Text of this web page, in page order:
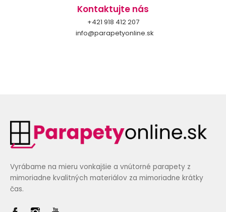
Kontaktujte nás
+421 918 412 207
info@parapetyonline.sk
Vyrábame na mieru vonkajšie a vnútorné parapety z
mimoriadne kvalitných materiálov za mimoriadne krátky
čas.